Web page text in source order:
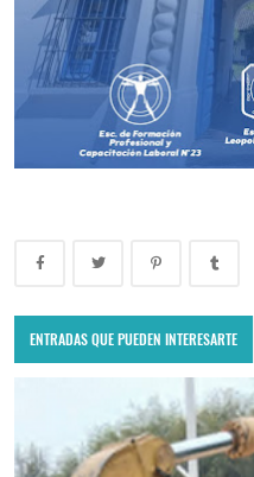
ENTRADAS QUE PUEDEN INTERESARTE